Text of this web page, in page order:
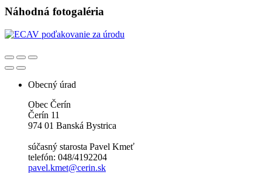
Náhodná fotogaléria
Obecný úrad
Obec Čerín
Čerín 11
974 01 Banská Bystrica
súčasný starosta Pavel Kmeť
telefón: 048/4192204
pavel.kmet@cerin.sk